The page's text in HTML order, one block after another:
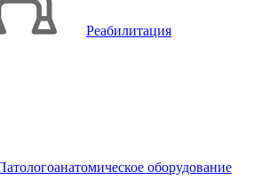
Реабилитация
оборудование